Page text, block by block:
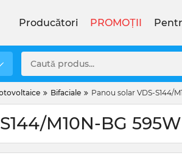
Producători PROMOȚII
Bifaciale Panou solar VDS-S144/
M10N-BG